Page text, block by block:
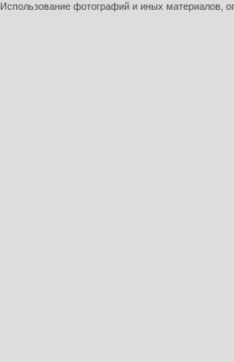
Использование фотографий и иных материалов,